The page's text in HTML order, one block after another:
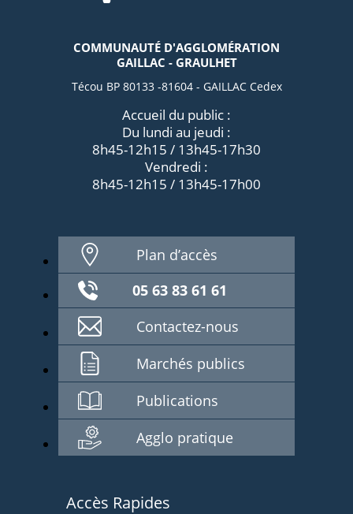
COMMUNAUTÉ D'AGGLOMÉRATION
GAILLAC - GRAULHET
Técou BP 80133 -81604 - GAILLAC Cedex
Accueil du public :
Du lundi au jeudi :
8h45-12h15 / 13h45-17h30
Vendredi :
8h45-12h15 / 13h45-17h00
Plan d’accès
05 63 83 61 61
Contactez-nous
Marchés publics
Publications
Agglo pratique
Accès Rapides